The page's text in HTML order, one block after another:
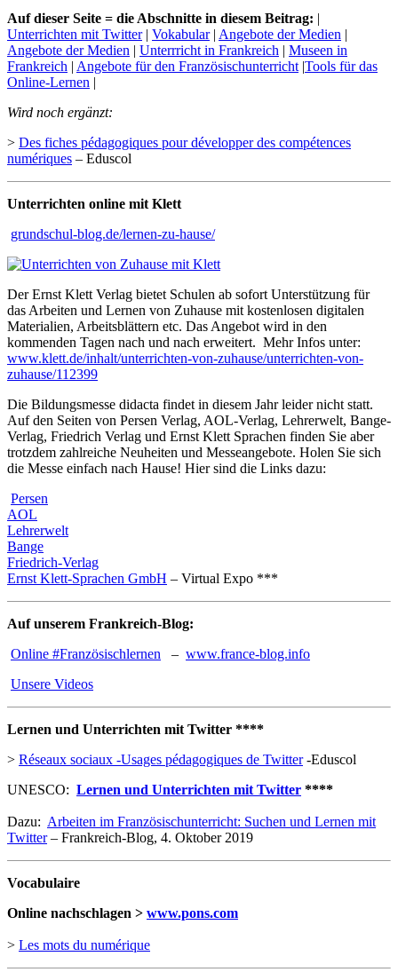
Auf dieser Seite = die Abschnitte in diesem Beitrag: |
Unterrichten mit Twitter| Vokabular| Angebote der Medien |
Angebote der Medien | Unterrricht in Frankreich | Museen in
Frankreich | Angebote für den Französischunterricht|Tools für das
Online-Lernen |
Wird noch ergänzt:
> Des fiches pédagogiques pour développer des compétences
numériques – Eduscol
Unterrichten online mit Klett
grundschul-blog.de/lernen-zu-hause/
Der Ernst Klett Verlag bietet Schulen ab sofort Unterstützung für
das Arbeiten und Lernen von Zuhause mit kostenlosen digitalen
Materialien, Arbeitsblättern etc. Das Angebot wird in den
kommenden Tagen nach und nach erweitert. Mehr Infos unter:
www.klett.de/inhalt/unterrichten-von-zuhause/unterrichten-von-
zuhause/112399
Die Bildungsmesse didacta findet in diesem Jahr leider nicht statt.
Auf den Seiten von Persen Verlag, AOL-Verlag, Lehrerwelt, Bange-
Verlag, Friedrich Verlag und Ernst Klett Sprachen finden Sie aber
trotzdem zahlreiche Neuheiten und Messeangebote. Holen Sie sich
die Messe einfach nach Hause! Hier sind die Links dazu:
Persen
AOL
Lehrerwelt
Bange
Friedrich-Verlag
Ernst Klett-Sprachen GmbH – Virtual Expo ***
Auf unserem Frankreich-Blog:
Online #Französischlernen – www.france-blog.info
Unsere Videos
Lernen und Unterrichten mit Twitter ****
> Réseaux sociaux -Usages pédagogiques de Twitter-Eduscol
UNESCO: Lernen und Unterrichten mit Twitter ****
Dazu: Arbeiten im Französischunterricht: Suchen und Lernen mit
Twitter– Frankreich-Blog, 4. Oktober 2019
Vocabulaire
Online nachschlagen > www.pons.com
> Les mots du numérique